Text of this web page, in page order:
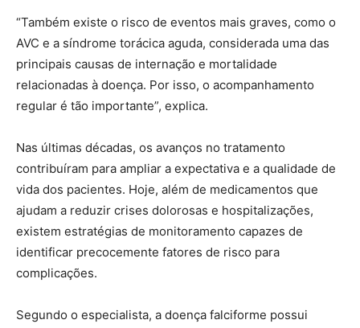
“Também existe o risco de eventos mais graves, como o
AVC e a síndrome torácica aguda, considerada uma das
principais causas de internação e mortalidade
relacionadas à doença. Por isso, o acompanhamento
regular é tão importante”, explica.
Nas últimas décadas, os avanços no tratamento
contribuíram para ampliar a expectativa e a qualidade de
vida dos pacientes. Hoje, além de medicamentos que
ajudam a reduzir crises dolorosas e hospitalizações,
existem estratégias de monitoramento capazes de
identificar precocemente fatores de risco para
complicações.
Segundo o especialista, a doença falciforme possui